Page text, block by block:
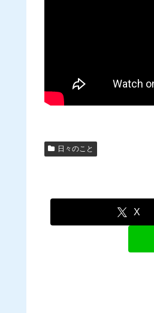
日々のこと
X